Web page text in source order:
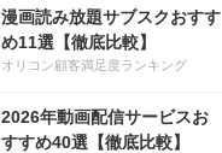
漫画読み放題サブスクおすす
め11選【徹底比較】
オリコン顧客満足度ランキング
2026年動画配信サービスお
すすめ40選【徹底比較】